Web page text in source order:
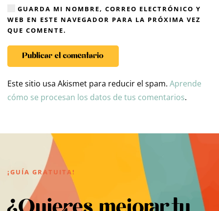
GUARDA MI NOMBRE, CORREO ELECTRÓNICO Y
WEB EN ESTE NAVEGADOR PARA LA PRÓXIMA VEZ
QUE COMENTE.
Publicar el comentario
Este sitio usa Akismet para reducir el spam. Aprende
cómo se procesan los datos de tus comentarios.
¡GUÍA GRATUITA!